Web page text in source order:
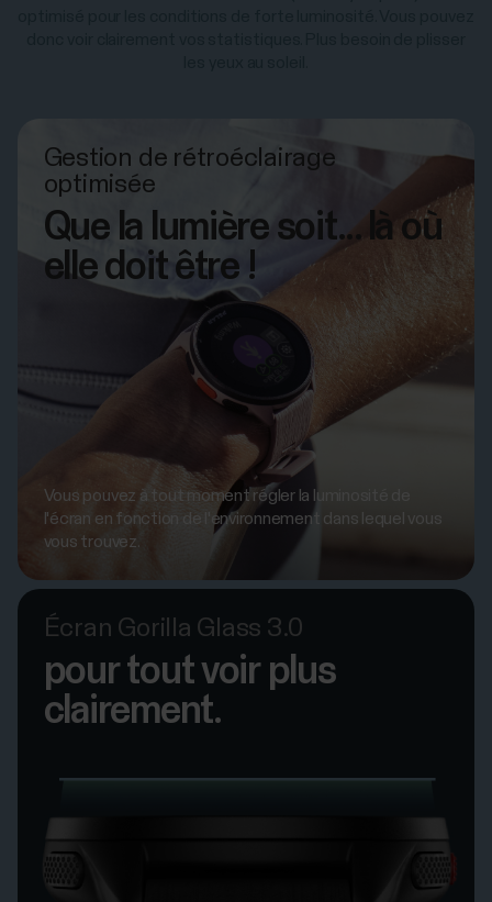
Gestion de rétroéclairage
optimisée
Que la lumière soit... là où
elle doit être !
Vous pouvez à tout moment régler la luminosité de
l'écran en fonction de l'environnement dans lequel vous
vous trouvez.
Écran Gorilla Glass 3.0
pour tout voir plus
clairement.